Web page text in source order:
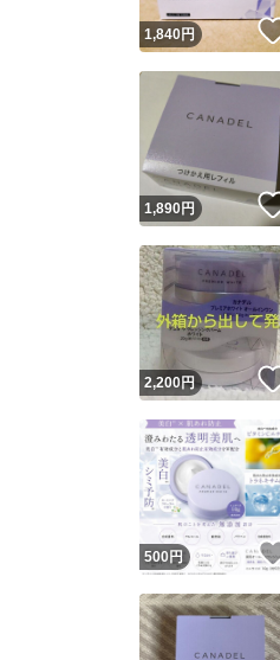
1,840円
1,890円
2,200円
500 円